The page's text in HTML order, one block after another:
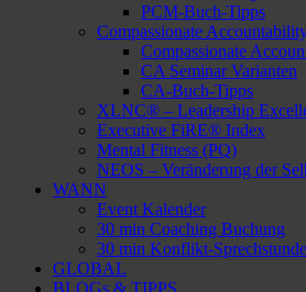
PCM-Buch-Tipps
Compas­sio­nate
Compas­sio­nate
CA Seminar Varianten
CA-Buch-Tipps
XLNC® – Leader­ship
Execu­tive FiRE® Index
Mental Fitness (PQ)
NEOS – Verän­de­rung der
WANN
Event Kalender
30 min Coaching Buchung
30 min Konflikt-
GLOBAL
BLOGs & TIPPS